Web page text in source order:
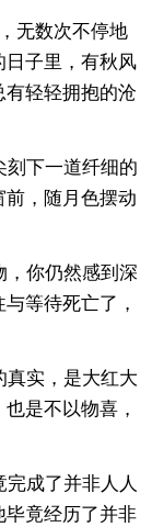
无数次不停地
日子里，有秋风
有轻轻拥抱的沧
刻下一道纤细的
，随月色摆动
，你仍然感到深
等待死亡了，
真实，是大红大
是不以物喜，
成了并非人人
毕竟经历了并非